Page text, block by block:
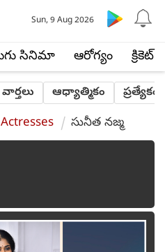
సినిమా ఆరోగ్యం క్రికెట్
Sun, 9 Aug 2026
వార్తలు ఆధ్యాత్మికం ప్రత్యేకం
సునీత నజ్మ